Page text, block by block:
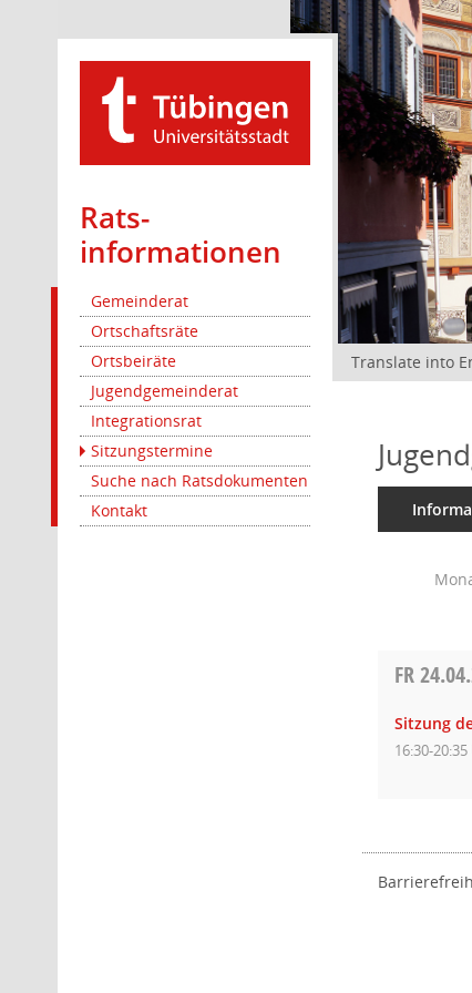
Rats­
informationen
Gemeinderat
Ortschaftsräte
Ortsbeiräte
Jugendgemeinderat
Integrationsrat
Sitzungstermine
Suche nach Ratsdokumenten
Kontakt
Translate into
FR
Sitzung
16:30-